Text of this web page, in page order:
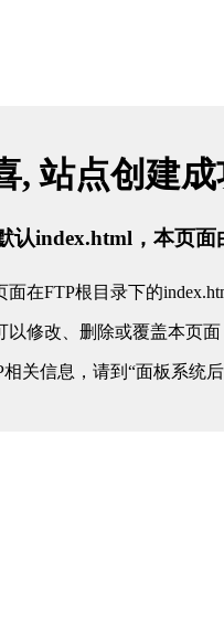
, 站点创建
认index.html，本页面
面在FTP根目录下的
以修改、删除或覆盖本页面
相关信息，请到“面板系统